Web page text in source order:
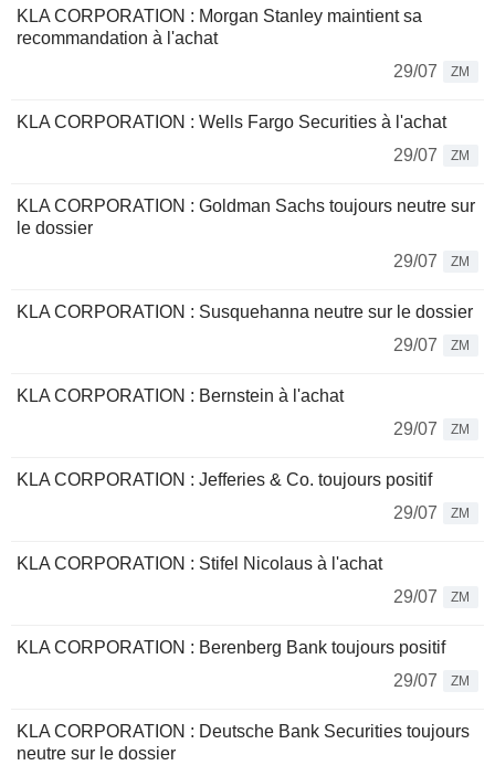
KLA CORPORATION : Morgan Stanley maintient sa
recommandation à l'achat
29/07
ZM
KLA CORPORATION : Wells Fargo Securities à l'achat
29/07
ZM
KLA CORPORATION : Goldman Sachs toujours neutre sur
le dossier
29/07
ZM
KLA CORPORATION : Susquehanna neutre sur le dossier
29/07
ZM
KLA CORPORATION : Bernstein à l'achat
29/07
ZM
KLA CORPORATION : Jefferies & Co. toujours positif
29/07
ZM
KLA CORPORATION : Stifel Nicolaus à l'achat
29/07
ZM
KLA CORPORATION : Berenberg Bank toujours positif
29/07
ZM
KLA CORPORATION : Deutsche Bank Securities toujours
neutre sur le dossier